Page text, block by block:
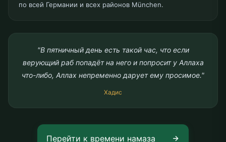
по всей Германии и всех районов München.
"В пятничный день есть такой час, что если
верующий раб попадёт на него и попросит у Аллаха
что-либо, Аллах непременно дарует ему просимое."
Хадис
Перейти к времени намаза